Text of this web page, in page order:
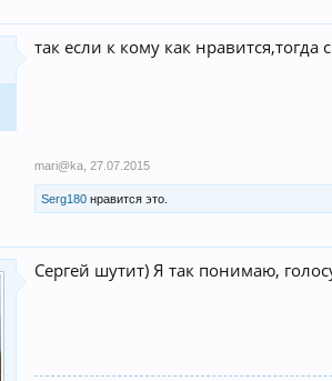
так если к кому как
mari@ka 27.07.2015
Serg180 нравится это.
Сергей шутит) Я так понимаю,